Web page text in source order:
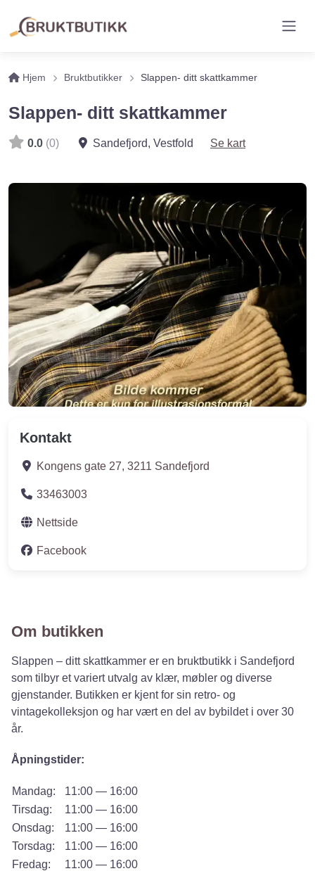
Hjem Bruktbutikker Slappen- ditt skattkammer
Slappen- ditt skattkammer
0.0 (0) Sandefjord, Vestfold Se kart
Kontakt
Kongens gate 27, 3211 Sandefjord
33463003
Nettside
Facebook
Om butikken
Slappen – ditt skattkammer er en bruktbutikk i Sandefjord
som tilbyr et variert utvalg av klær, møbler og diverse
gjenstander. Butikken er kjent for sin retro- og
vintagekolleksjon og har vært en del av bybildet i over 30
år.
Åpningstider:
Mandag:
11:00 — 16:00
Tirsdag:
11:00 — 16:00
Onsdag:
11:00 — 16:00
Torsdag:
11:00 — 16:00
Fredag:
11:00 — 16:00